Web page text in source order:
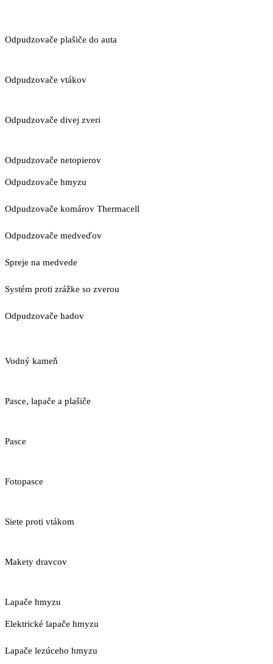
Odpudzovače plašiče do auta
Odpudzovače vtákov
Odpudzovače divej zveri
Odpudzovače netopierov
Odpudzovače hmyzu
Odpudzovače komárov Thermacell
Odpudzovače medveďov
Spreje na medvede
Systém proti zrážke so zverou
Odpudzovače hadov
Vodný kameň
Pasce, lapače a plašiče
Pasce
Fotopasce
Siete proti vtákom
Makety dravcov
Lapače hmyzu
Elektrické lapače hmyzu
Lapače lezúceho hmyzu